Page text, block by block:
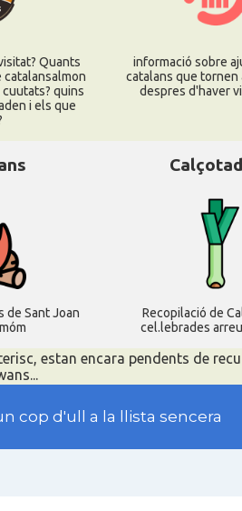
Quants
catalansalmon
cuutats? quins
i els que
informació sobre
catalans que tornen
despres d'haver
de Sant Joan
Recopilació de
cel.lebrades
estan encara pendents de
cop d'ull a la llista sencera